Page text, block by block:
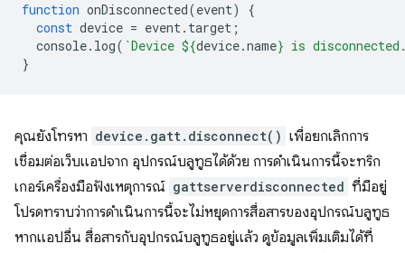
function onDisconnected(event)
{
const device = event. target ;
console. log( `Device ${device.name} is
}
คุณยังโทรหา device.gatt.disconnect() เพื่อยกเลิกการ
เชื่อมต่อเว็บแอปจาก อุปกรณ์บลูทูธได้ด้วย การดำเนินการนี้จะทริก
เกอร์เครื่องมือฟังเหตุการณ์ gattserverdisconnected ที่มีอยู่
โปรดทราบว่าการดำเนินการนี้จะไม่หยุดการสื่อสารของอุปกรณ์บลูทูธ
หากแอปอื่น สื่อสารกับอุปกรณ์บลูทูธอยู่แล้ว ดูข้อมูลเพิ่มเติมได้ที่